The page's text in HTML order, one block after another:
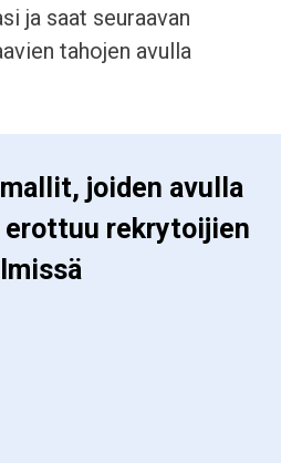
ja saat seuraavan
tahojen avulla
rekrytoijien